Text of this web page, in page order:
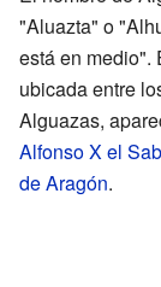
"Aluazta" o
está en medio".
ubicada entre
Alguazas,
Alfonso X el
de Aragón.